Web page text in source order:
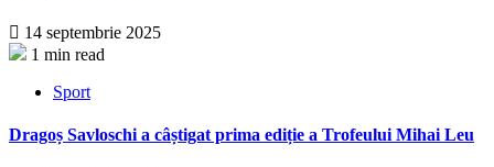
14 septembrie 2025
1 min read
Sport
Dragoș Savloschi a câștigat prima ediție a Trofeului Mihai Leu